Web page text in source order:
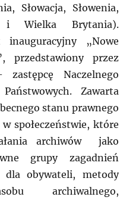
Słowacja, Słowenia,
i Wielka Brytania).
inauguracyjny „Nowe
przedstawiony przez
Naczelnego
Zawarta
stanu prawnego
społeczeństwie, które
archiwów jako
grupy zagadnień
dla obywateli, metody
archiwalnego,